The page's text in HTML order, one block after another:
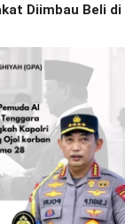
Diimbau Beli di